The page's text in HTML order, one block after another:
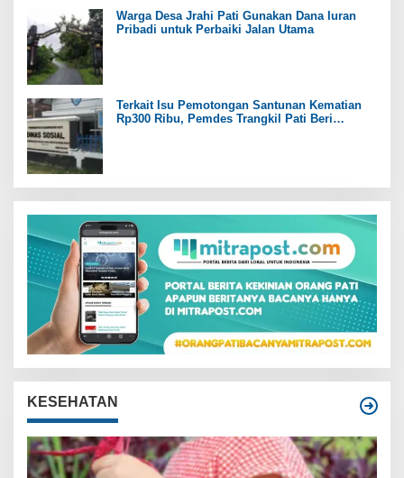
Warga Desa Jrahi Pati Gunakan Dana Iuran
Pribadi untuk Perbaiki Jalan Utama
Terkait Isu Pemotongan Santunan Kematian
Rp300 Ribu, Pemdes Trangkil Pati Beri
KESEHATAN